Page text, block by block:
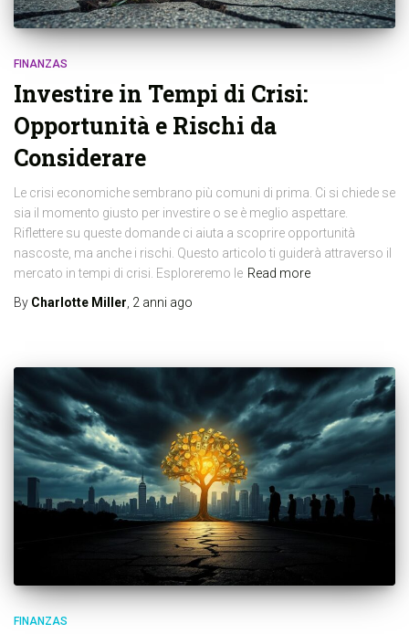
FINANZAS
Investire in Tempi di Crisi:
Opportunità e Rischi da
Considerare
Le crisi economiche sembrano più comuni di prima. Ci si chiede se
sia il momento giusto per investire o se è meglio aspettare.
Riflettere su queste domande ci aiuta a scoprire opportunità
nascoste, ma anche i rischi. Questo articolo ti guiderà attraverso il
mercato in tempi di crisi. Esploreremo le Read more
By Charlotte Miller 2 anni ago
FINANZAS